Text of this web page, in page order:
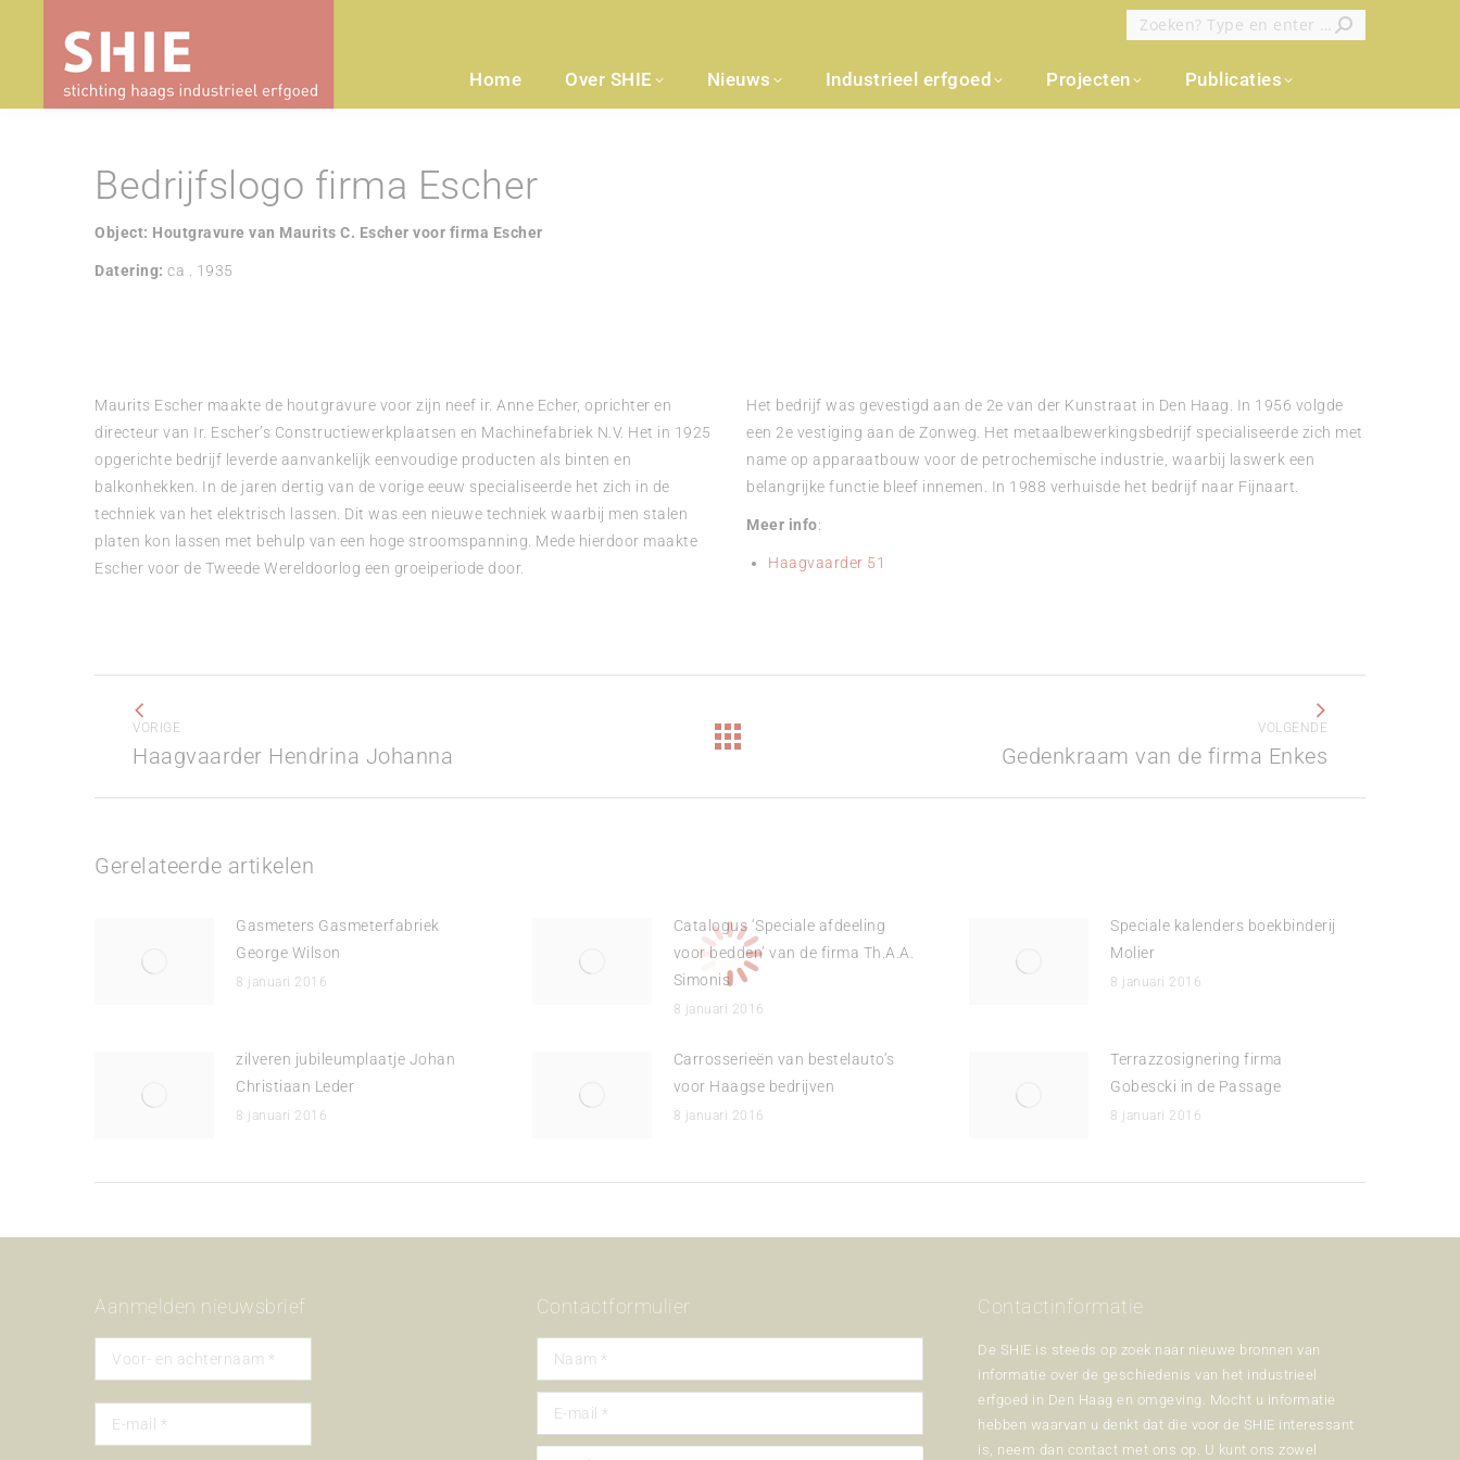
Zoeken:
Home Over SHIE Nieuws Industrieel erfgoed Projecten Publicaties
Bedrijfslogo firma Escher
Object: Houtgravure van Maurits C. Escher voor firma Escher
Datering: ca . 1935
Maurits Escher maakte de houtgravure voor zijn neef ir. Anne Echer, oprichter en
directeur van Ir. Escher’s Constructiewerkplaatsen en Machinefabriek N.V. Het in 1925
opgerichte bedrijf leverde aanvankelijk eenvoudige producten als binten en
balkonhekken. In de jaren dertig van de vorige eeuw specialiseerde het zich in de
techniek van het elektrisch lassen. Dit was een nieuwe techniek waarbij men stalen
platen kon lassen met behulp van een hoge stroomspanning. Mede hierdoor maakte
Escher voor de Tweede Wereldoorlog een groeiperiode door.
Het bedrijf was gevestigd aan de 2e van der Kunstraat in Den Haag. In 1956 volgde
een 2e vestiging aan de Zonweg. Het metaalbewerkingsbedrijf specialiseerde zich met
name op apparaatbouw voor de petrochemische industrie, waarbij laswerk een
belangrijke functie bleef innemen. In 1988 verhuisde het bedrijf naar Fijnaart.
Meer info:
Haagvaarder 51
navigatie
VORIGE
Vorig
Haagvaarder Hendrina Johanna
VOLGENDE
Gedenkraam van de firma Enkes
Gerelateerde artikelen
Gasmeters Gasmeterfabriek
George Wilson
8 januari 2016
Catalogus ‘Speciale afdeeling
voor bedden’ van de firma Th.A.A.
Simonis
8 januari 2016
Speciale kalenders boekbinderij
Molier
8 januari 2016
zilveren jubileumplaatje Johan
Christiaan Leder
8 januari 2016
Carrosserieën van bestelauto’s
voor Haagse bedrijven
8 januari 2016
Terrazzosignering firma
Gobescki in de Passage
8 januari 2016
Aanmelden nieuwsbrief Contactformulier
Naam *
E-mail *
Contactinformatie
De SHIE is steeds op zoek naar nieuwe bronnen van
informatie over de geschiedenis van het industrieel
erfgoed in Den Haag en omgeving. Mocht u informatie
hebben waarvan u denkt dat die voor de SHIE interessant
is, neem dan contact met ons op. U kunt ons zowel